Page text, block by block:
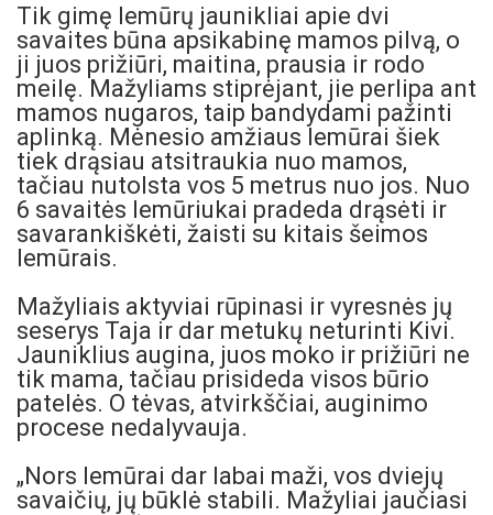
Tik gimę lemūrų jaunikliai apie dvi
savaites būna apsikabinę mamos pilvą, o
ji juos prižiūri, maitina, prausia ir rodo
meilę. Mažyliams stiprėjant, jie perlipa ant
mamos nugaros, taip bandydami pažinti
aplinką. Mėnesio amžiaus lemūrai šiek
tiek drąsiau atsitraukia nuo mamos,
tačiau nutolsta vos 5 metrus nuo jos. Nuo
6 savaitės lemūriukai pradeda drąsėti ir
savarankiškėti, žaisti su kitais šeimos
lemūrais.
Mažyliais aktyviai rūpinasi ir vyresnės jų
seserys Taja ir dar metukų neturinti Kivi.
Jauniklius augina, juos moko ir prižiūri ne
tik mama, tačiau prisideda visos būrio
patelės. O tėvas, atvirkščiai, auginimo
procese nedalyvauja.
„Nors lemūrai dar labai maži, vos dviejų
savaičių, jų būklė stabili. Mažyliai jaučiasi